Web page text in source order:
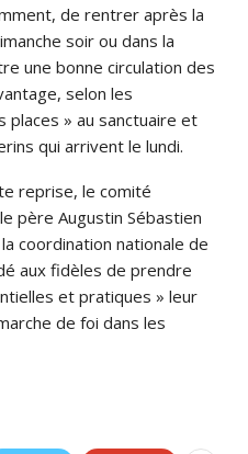
de rentrer après la
soir ou dans la
une bonne circulation des
selon les
» au sanctuaire et
qui arrivent le lundi.
reprise, le comité
père Augustin Sébastien
coordination nationale de
aux fidèles de prendre
et pratiques » leur
de foi dans les